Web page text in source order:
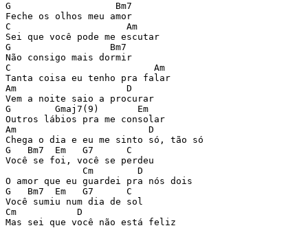
G                   Bm7
Feche os olhos meu amor
C                     Am
Sei que você pode me escutar
G                  Bm7
Não consigo mais dormir
C                          Am
Tanta coisa eu tenho pra falar
Am                    D
Vem a noite saio a procurar
G        Gmaj7(9)       Em
Outros lábios pra me consolar
Am                        D
Chega o dia e eu me sinto só, tão só
G   Bm7  Em   G7      C
Você se foi, você se perdeu
              Cm        D
O amor que eu guardei pra nós dois
G   Bm7  Em   G7      C
Você sumiu num dia de sol
Cm           D
Mas sei que você não está feliz